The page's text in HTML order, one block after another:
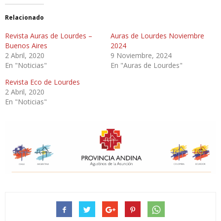
Relacionado
Revista Auras de Lourdes –
Buenos Aires
2 Abril, 2020
En "Noticias"
Auras de Lourdes Noviembre
2024
9 Noviembre, 2024
En "Auras de Lourdes"
Revista Eco de Lourdes
2 Abril, 2020
En "Noticias"